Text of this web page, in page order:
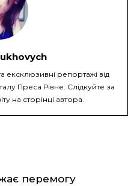
ексклюзивні репортажі від
Преса Рівне. Слідкуйте за
на сторінці автора.
перемогу